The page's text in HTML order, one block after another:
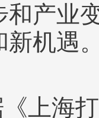
和产业
新机遇
上海